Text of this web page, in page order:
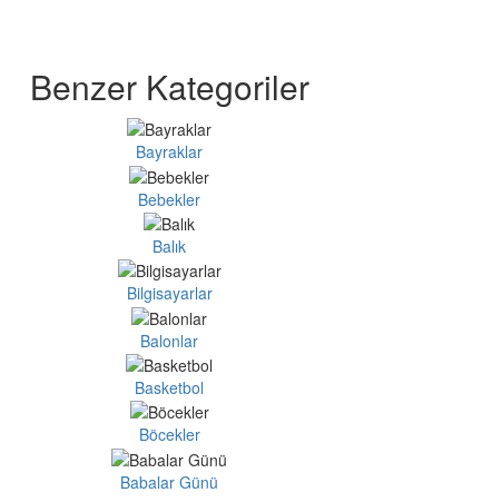
Benzer Kategoriler
Bayraklar
Bebekler
Balık
Bilgisayarlar
Balonlar
Basketbol
Böcekler
Babalar Günü